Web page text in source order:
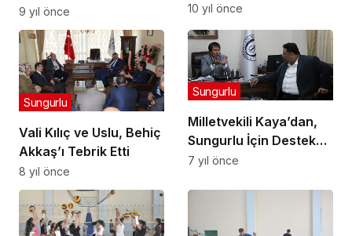
9 yıl önce 10 yıl önce
Vali Kılıç ve Uslu, Behiç
Akkaş’ı Tebrik Etti
Sungurlu
8 yıl önce
Milletvekili Kaya’dan,
Sungurlu İçin Destek
İstedi
Sungurlu
7 yıl önce